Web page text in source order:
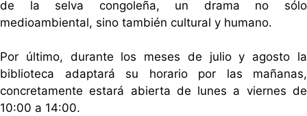
de la selva congoleña, un drama no sólo
medioambiental, sino también cultural y humano.
Por último, durante los meses de julio y agosto la
biblioteca adaptará su horario por las mañanas,
concretamente estará abierta de lunes a viernes de
10:00 a 14:00.